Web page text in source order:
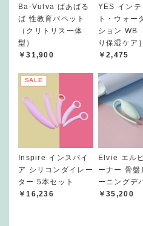
Ba-Vulva ばあばる
ば 性教育パペット
（クリトリス一体
型）
￥31,900
YES インテ
ト・ウォー
ション WB
り保湿ケア］
￥2,475
SALE
Inspire インスパイ
ア シリコンダイレー
ター 5本セット
￥16,236
Elvie エル
ーナー 骨盤
ーニングデ
￥35,200